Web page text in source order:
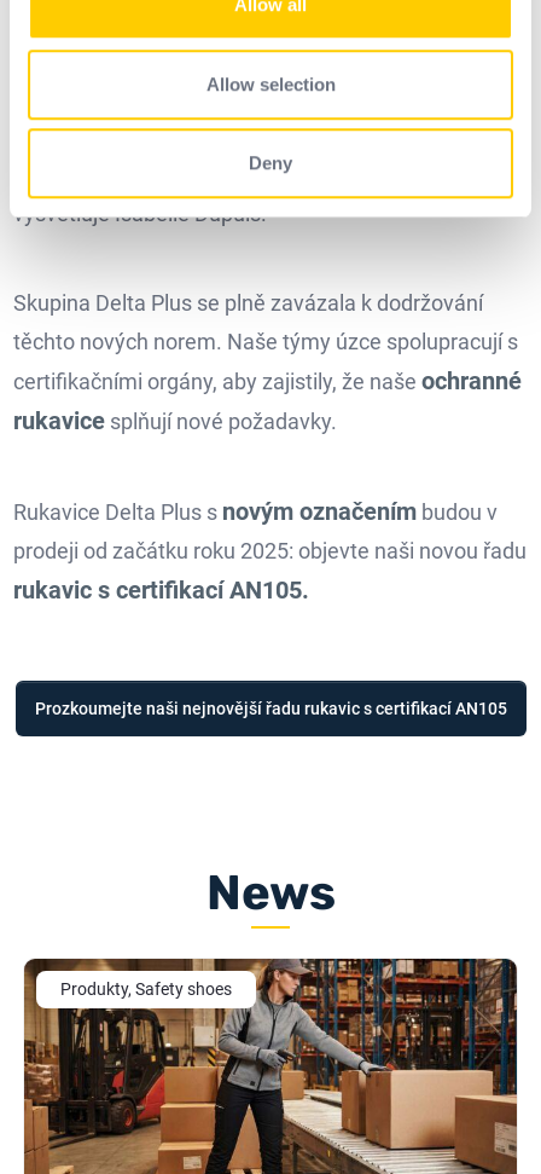
our social media, advertising and analytics partners who
may combine it with other information that you’ve
provided to them or that they’ve collected from your use
Allow all
Allow selection
Deny
„Tato revize byla navržena skupinou pro ochranu
rukou Mezinárodní asociace pro bezpečnostní
vybavení (ISEA), jejíž je Delta Plus aktivním členem,“
vysvětluje Isabelle Dupuis.
Skupina Delta Plus se plně zavázala k dodržování
těchto nových norem. Naše týmy úzce spolupracují s
certifikačními orgány, aby zajistily, že našeochranné
rukavice splňují nové požadavky.
Rukavice Delta Plus s novým označením budou v
prodeji od začátku roku 2025: objevte naši novou řadu
rukavic s certifikací AN105.
Prozkoumejte naši nejnovější řadu rukavic s certifikací AN105
News
Produkty, Safety shoes